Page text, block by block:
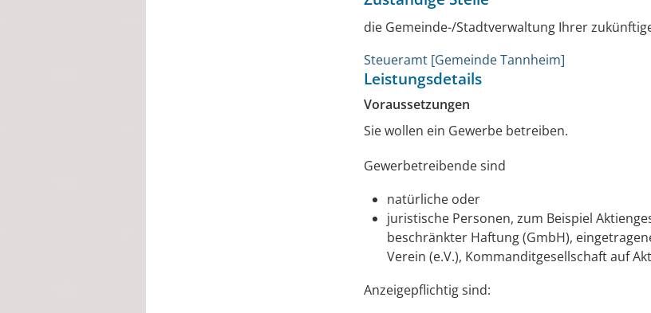
die Gemeinde-/Stadtverwaltung Ihrer
Steueramt [Gemeinde Tannheim]
Leistungsdetails
Voraussetzungen
Sie wollen ein Gewerbe betreiben.
Gewerbetreibende sind
natürliche oder
juristische Personen, zum Beispiel
beschränkter Haftung (GmbH),
Verein (e.V.), Kommanditgesellschaft auf
Anzeigepflichtig sind: